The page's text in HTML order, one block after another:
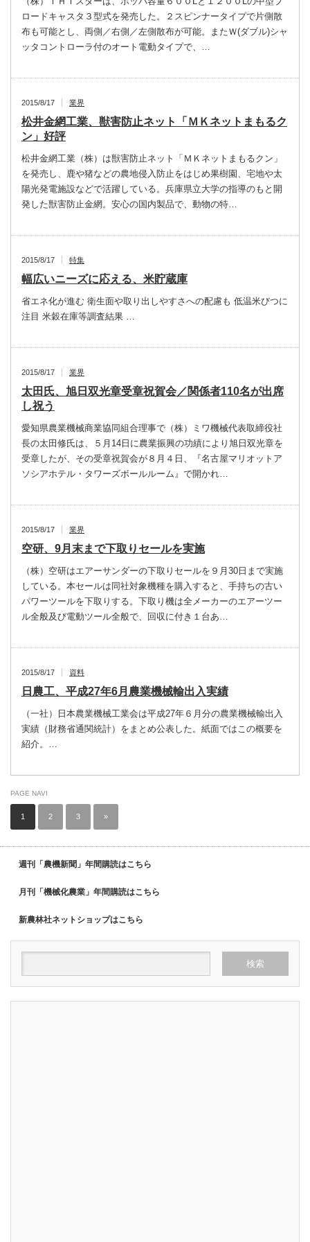
ロードキャスタ３型式を発売した。２スピンナータイプで片側散
布も可能とし、両側／右側／左側散布が可能。またＷ(ダブル)シャ
ッタコントローラ付のオート電動タイプで、…
2015/8/17 業界
松井金網工業、獣害防止ネット「ＭＫネットまもるク
ン」好評
松井金網工業（株）は獣害防止ネット「ＭＫネットまもるクン」
を発売し、鹿や猪などの農地侵入防止をはじめ果樹園、宅地や太
陽光発電施設などで活躍している。兵庫県立大学の指導のもと開
発した獣害防止金網。安心の国内製品で、動物の特…
2015/8/17 特集
幅広いニーズに応える、米貯蔵庫
省エネ化が進む 衛生面や取り出しやすさへの配慮も 低温米びつに
注目 米穀在庫等調査結果 …
2015/8/17 業界
太田氏、旭日双光章受章祝賀会／関係者110名が出席
し祝う
愛知県農業機械商業協同組合理事で（株）ミワ機械代表取締役社
長の太田修氏は、５月14日に農業振興の功績により旭日双光章を
受章したが、その受章祝賀会が８月４日、『名古屋マリオットア
ソシアホテル・タワーズボールルーム』で開かれ…
2015/8/17 業界
空研、9月末まで下取りセールを実施
（株）空研はエアーサンダーの下取りセールを９月30日まで実施
している。本セールは同社対象機種を購入すると、手持ちの古い
パワーツールを下取りする。下取り機は全メーカーのエアーツー
ル全般及び電動ツール全般で、回収に付き１台あ…
2015/8/17 資料
日農工、平成27年6月農業機械輸出入実績
（一社）日本農業機械工業会は平成27年６月分の農業機械輸出入
実績（財務省通関統計）をまとめ公表した。紙面ではこの概要を
紹介。…
PAGE NAVI
1 2 3 »
週刊「農機新聞」年間購読はこちら
月刊「機械化農業」年間購読はこちら
新農林社ネットショップはこちら